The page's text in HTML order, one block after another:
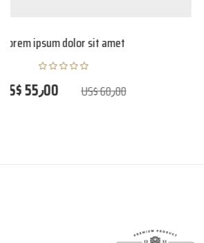
Donec odio. Quisque